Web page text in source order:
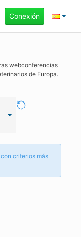
Conexión
webconferencias
de Europa.
criterios más